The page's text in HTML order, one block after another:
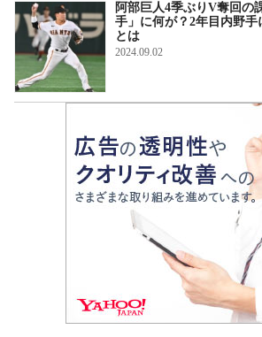
阿部巨人4季ぶりV奪回の
手」に何が？2年目内野手
とは
2024.09.02